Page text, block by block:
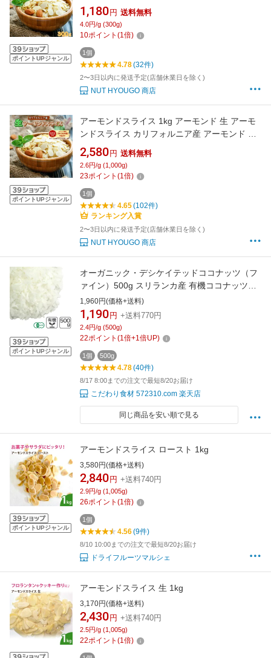
ポイントUPジャンル
ッツ 高品質 アーモンドスライス スライス 菓子
材料 パン材料 焼菓子 製菓【無添加・無塩・無
植物油】
1,180 円 送料無料
4.0円/g (300g)
10ポイント (1倍)
1個
4.78(32件)
2〜3日以内に発送予定(店舗休業日を除く)
NUT HYOUGO 商店
ポイントUPジャンル
アーモンドスライス 1kg アーモンド 生 アーモ
ンドスライス カリフォルニア産 アーモンド ナ
ッツ 高品質 アーモンドスライス スライス 菓子
材料 パン材料 焼菓子 製菓【無添加・無塩・無
植物油】
2,580 円 送料無料
2.6円/g (1,000g)
23ポイント (1倍)
1個
4.65(102件)
ランキング入賞
2〜3日以内に発送予定(店舗休業日を除く)
NUT HYOUGO 商店
ポイントUPジャンル
オーガニック・デシケイテッドココナッツ（フ
ァイン）500g スリランカ産 有機ココナッツフ
ァイン 有機ココナッツフレーク 有機JAS認証
無添加 無漂白
1,960円(価格+送料)
1,190 円 +送料770円
2.4円/g (500g)
22ポイント (1倍+1倍UP)
1個 500g
4.78(40件)
8/17 8:00までの注文で最短8/20お届け
こだわり食材 572310.com 楽天店
同じ商品を安い順で見る
ポイントUPジャンル
アーモンドスライス ロースト 1kg
3,580円(価格+送料)
2,840 円 +送料740円
2.9円/g (1,005g)
26ポイント (1倍)
1個
4.56(9件)
8/10 10:00までの注文で最短8/20お届け
ドライフルーツマルシェ
アーモンドスライス 生 1kg
3,170円(価格+送料)
2,430 円 +送料740円
2.5円/g (1,005g)
22ポイント (1倍)